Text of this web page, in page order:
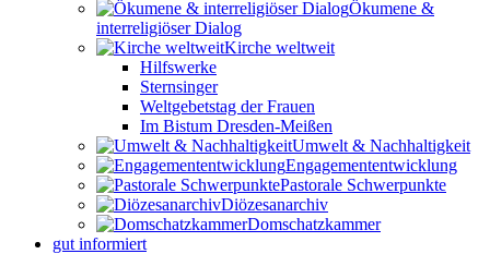
Ökumene &
interreligiöser Dialog
Kirche weltweit
Hilfswerke
Sternsinger
Weltgebetstag der Frauen
Im Bistum Dresden-Meißen
Umwelt & Nachhaltigkeit
Engagemententwicklung
Pastorale Schwerpunkte
Diözesanarchiv
Domschatzkammer
gut informiert